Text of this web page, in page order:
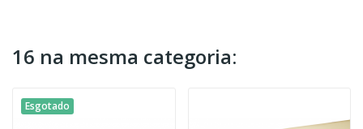
16 na mesma categoria:
Esgotado